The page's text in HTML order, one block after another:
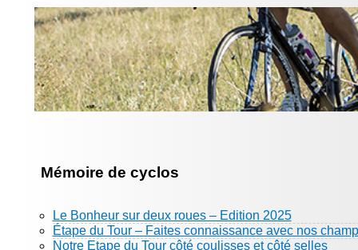
Mémoire de cyclos
Le Bonheur sur deux roues – Edition 2025
Étape du Tour – Faites connaissance avec nos
Notre Etape du Tour côté coulisses et côté selles